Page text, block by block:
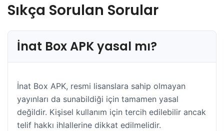
Sıkça Sorulan Sorular
İnat Box APK yasal mı?
İnat Box APK, resmi lisanslara sahip olmayan
yayınları da sunabildiği için tamamen yasal
değildir. Kişisel kullanım için tercih edilebilir ancak
telif hakkı ihlallerine dikkat edilmelidir.